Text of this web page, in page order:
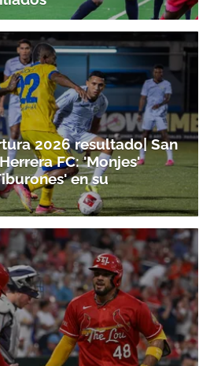
2026 resultado| San
FC: 'Monjes'
en su